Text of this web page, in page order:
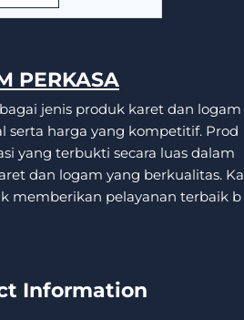
PERKASA
jenis produk karet dan logam
serta harga yang kompetitif. Prod
yang terbukti secara luas dalam
dan logam yang berkualitas. Ka
memberikan pelayanan terbaik b
Information